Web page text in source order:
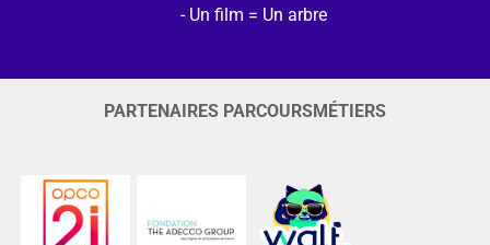
Un film = Un arbre
PARTENAIRES PARCOURSMÉTIERS